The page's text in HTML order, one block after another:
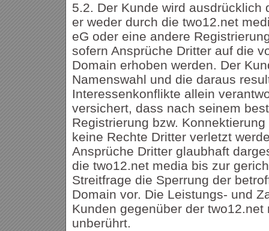
5.2. Der Kunde wird ausdrücklich
er weder durch die two12.net
eG oder eine andere
sofern Ansprüche Dritter auf die
Domain erhoben werden. Der
Namenswahl und die daraus
Interessenkonflikte allein
versichert, dass nach seinem
Registrierung bzw.
keine Rechte Dritter verletzt
Ansprüche Dritter glaubhaft
die two12.net media bis zur
Streitfrage die Sperrung der
Domain vor. Die Leistungs- und
Kunden gegenüber der
unberührt.